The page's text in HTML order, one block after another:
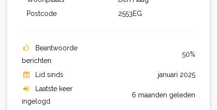
Postcode
2553EG
Beantwoorde
berichten
50%
Lid sinds
januari 2025
Laatste keer
ingelogd
6 maanden geleden